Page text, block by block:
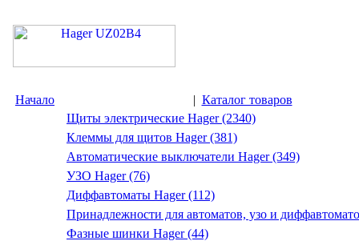
Начало | Каталог товаров
Щиты электрические Hager (2340)
Клеммы для щитов Hager (381)
Автоматические выключатели Hager (349)
УЗО Hager (76)
Диффавтоматы Hager (112)
Принадлежности для автоматов, узо и
Фазные шинки Hager (44)